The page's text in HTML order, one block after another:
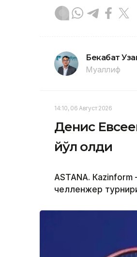
Бекабат
Муаллиф
14:10, 06 Август 2026
Денис
йўл олди
ASTANА.
челленжер